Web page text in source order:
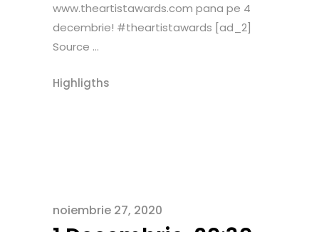
www.theartistawards.com pana pe 4
decembrie! #theartistawards [ad_2]
Source ...
Highligths
noiembrie 27, 2020